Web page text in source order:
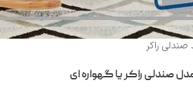
راکر